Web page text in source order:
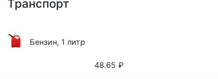
Транспорт
Бензин, 1 литр
48.65 ₽